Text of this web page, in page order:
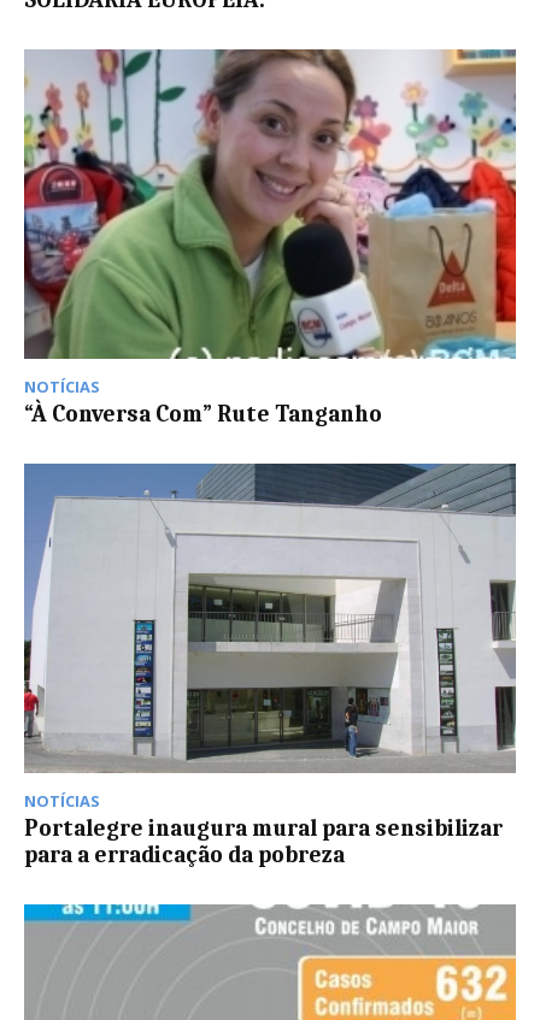
NOTÍCIAS
“À Conversa Com” Rute Tanganho
NOTÍCIAS
Portalegre inaugura mural para sensibilizar
para a erradicação da pobreza